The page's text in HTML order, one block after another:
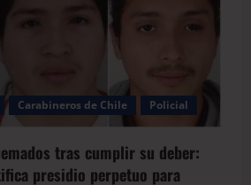
Carabineros de Chile Policial
tras cumplir su deber:
presidio perpetuo para